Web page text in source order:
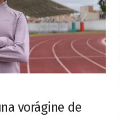
vorágine de